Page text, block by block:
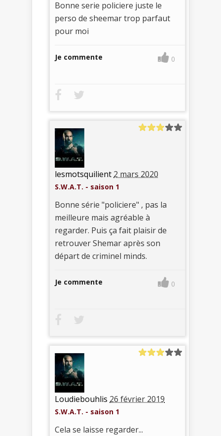
Bonne serie policiere juste le
perso de sheemar trop parfaut
pour moi
Je commente 0
lesmotsquilient 2 mars 2020
S.W.A.T. - saison 1
Bonne série "policiere" , pas la
meilleure mais agréable à
regarder. Puis ça fait plaisir de
retrouver Shemar après son
départ de criminel minds.
Je commente 0
Loudiebouhlis 26 février 2019
S.W.A.T. - saison 1
Cela se laisse regarder...